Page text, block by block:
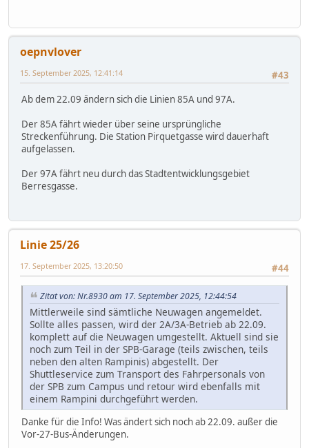
oepnvlover
#43
15. September 2025, 12:41:14
Ab dem 22.09 ändern sich die Linien 85A und 97A.
Der 85A fährt wieder über seine ursprüngliche
Streckenführung. Die Station Pirquetgasse wird dauerhaft
aufgelassen.
Der 97A fährt neu durch das Stadtentwicklungsgebiet
Berresgasse.
Linie 25/26
#44
17. September 2025, 13:20:50
Zitat von: Nr.8930 am 17. September 2025, 12:44:54
Mittlerweile sind sämtliche Neuwagen angemeldet.
Sollte alles passen, wird der 2A/3A-Betrieb ab 22.09.
komplett auf die Neuwagen umgestellt. Aktuell sind sie
noch zum Teil in der SPB-Garage (teils zwischen, teils
neben den alten Rampinis) abgestellt. Der
Shuttleservice zum Transport des Fahrpersonals von
der SPB zum Campus und retour wird ebenfalls mit
einem Rampini durchgeführt werden.
Danke für die Info! Was ändert sich noch ab 22.09. außer die
Vor-27-Bus-Änderungen.